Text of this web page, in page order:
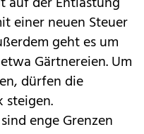
einer neuen Steuer
geht es um
Gärtnereien. Um
dürfen die
steigen.
enge Grenzen